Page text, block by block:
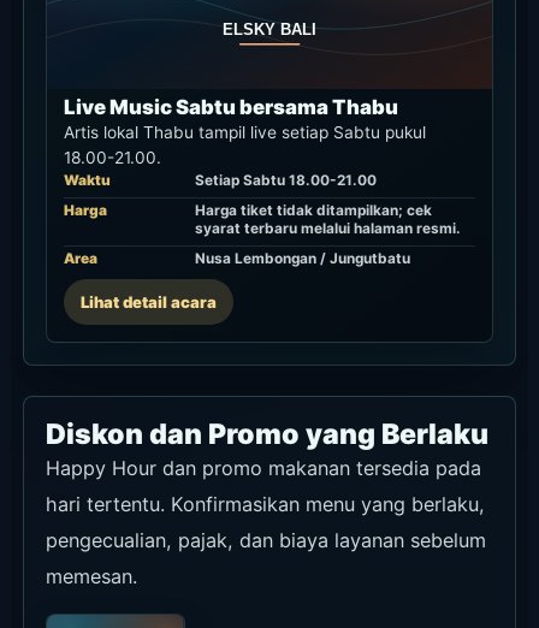
Live Music Sabtu bersama Thabu
Artis lokal Thabu tampil live setiap Sabtu pukul
18.00-21.00.
Waktu
Setiap Sabtu 18.00-21.00
Harga
Harga tiket tidak ditampilkan; cek
syarat terbaru melalui halaman resmi.
Area
Nusa Lembongan / Jungutbatu
Lihat detail acara
Diskon dan Promo yang Berlaku
Happy Hour dan promo makanan tersedia pada
hari tertentu. Konfirmasikan menu yang berlaku,
pengecualian, pajak, dan biaya layanan sebelum
memesan.